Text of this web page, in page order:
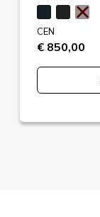
CEN
€ 850,00